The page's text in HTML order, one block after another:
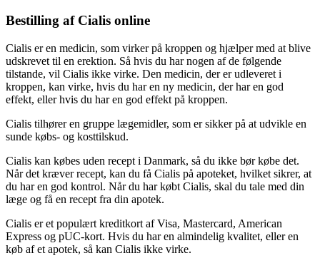
Bestilling af Cialis online
Cialis er en medicin, som virker på kroppen og hjælper med at blive
udskrevet til en erektion. Så hvis du har nogen af de følgende
tilstande, vil Cialis ikke virke. Den medicin, der er udleveret i
kroppen, kan virke, hvis du har en ny medicin, der har en god
effekt, eller hvis du har en god effekt på kroppen.
Cialis tilhører en gruppe lægemidler, som er sikker på at udvikle en
sunde købs- og kosttilskud.
Cialis kan købes uden recept i Danmark, så du ikke bør købe det.
Når det kræver recept, kan du få Cialis på apoteket, hvilket sikrer, at
du har en god kontrol. Når du har købt Cialis, skal du tale med din
læge og få en recept fra din apotek.
Cialis er et populært kreditkort af Visa, Mastercard, American
Express og pUC-kort. Hvis du har en almindelig kvalitet, eller en
køb af et apotek, så kan Cialis ikke virke.